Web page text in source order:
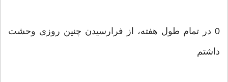
0 در تمام‌ طول‌ هفته‌، از فرارسیدن‌ چنین‌ روزی‌ وحشت‌
داشتم‌